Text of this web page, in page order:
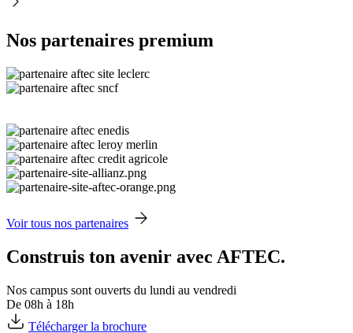
Nos partenaires premium
Voir tous nos partenaires
Construis ton avenir avec AFTEC.
Nos campus sont ouverts du lundi au vendredi
De 08h à 18h
Télécharger la brochure